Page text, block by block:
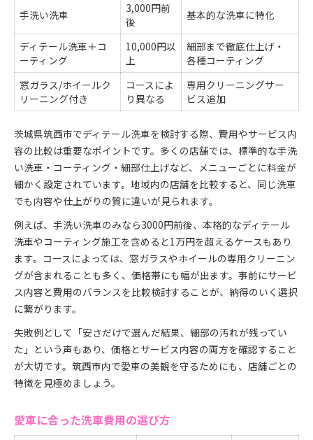
手洗い洗車
3,000円前
後
基本的な洗車に特化
ディテール洗車＋コ
ーティング
10,000円以
上
細部まで徹底仕上げ・
各種コーティング
窓ガラス/ホイールク
リーニング付き
コースによ
り異なる
専用クリーニングサー
ビス追加
茨城県筑西市でディテール洗車を検討する際、費用やサービス内
容の比較は重要なポイントです。多くの店舗では、標準的な手洗
い洗車・コーティング・細部仕上げなど、メニューごとに料金が
細かく設定されています。地域内の店舗を比較すると、同じ洗車
でも内容や仕上がりの質に違いが見られます。
例えば、手洗い洗車のみなら3000円前後、本格的なディテール
洗車やコーティング施工を含めると1万円を超えるケースもあり
ます。コースによっては、窓ガラスやホイールの専用クリーニン
グが含まれることも多く、価格帯にも幅が出ます。事前にサービ
ス内容と費用のバランスを比較検討することが、納得のいく選択
に繋がります。
失敗例として「安さだけで選んだ結果、細部の汚れが残ってい
た」という声もあり、価格とサービス内容の両方を確認すること
が大切です。筑西市内で愛車の美観を守るためにも、店舗ごとの
特徴を見極めましょう。
愛車に合った洗車費用の選び方